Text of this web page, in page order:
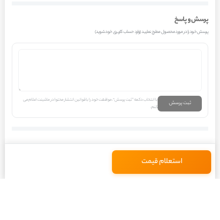
استعلام قیمت
ترافیک سنگین، در کنار این خنک کن قرار می‌گیرد. جنس اتصالات و لوله‌های
خنک‌کننده خودروی پژو 207 پانوراما اتوماتیک TU5P، اغلب در جلوی رادیاتور موتور
یا در کنار آن است تا از جریان هوای کافی بهره‌مند شود. رفتار این قطعه زیر فشار
سربالایی‌های طولانی، نمایانگر کیفیت ساخت آن است. در شرایطی که گیربکس
تحت بار سنگین قرار می‌گیرد، دمای روغن به طور قابل توجهی افزایش می‌یابد و
خنک کن روغن گیربکس باید قادر به دفع این حرارت اضافی بدون افت کارایی
پرسش و پاسخ
پرسش خود را در مورد محصول مطرح نمایید (وارد حساب کاربری خود شوید)
ثبت پرسش
با انتخاب دکمه “ثبت پرسش”، موافقت خود را با قوانین انتشار محتوا در ماشینت اعلام می
کنم.